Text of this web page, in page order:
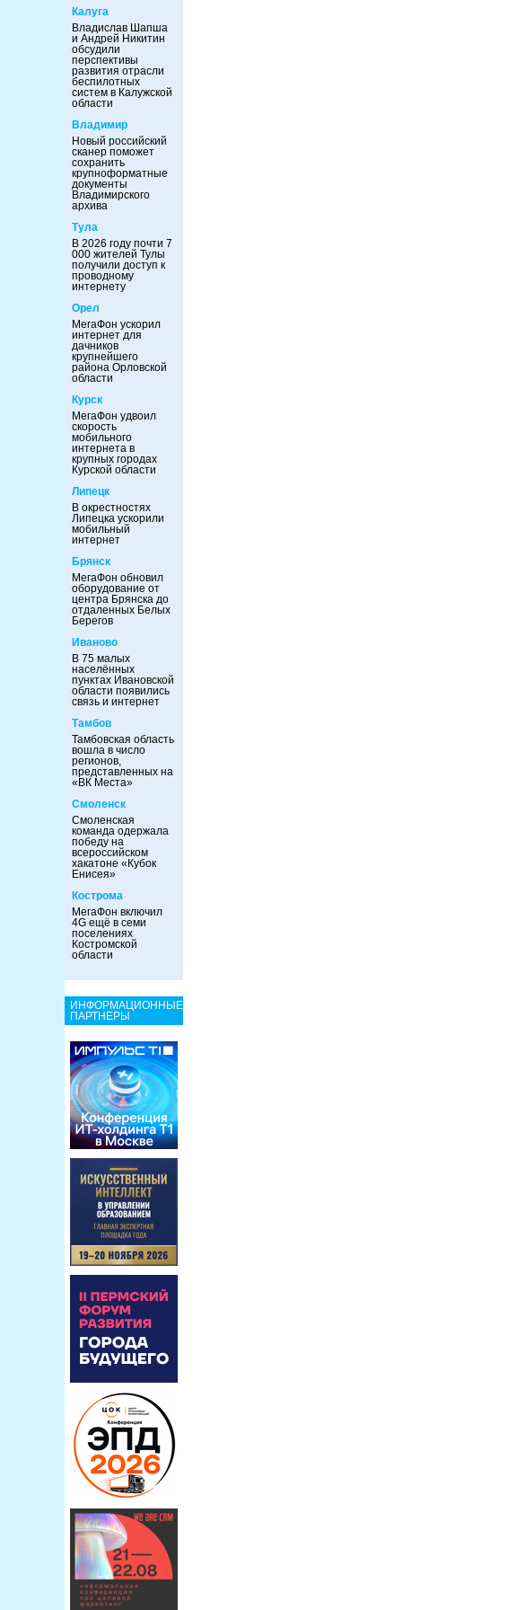
Калуга
Владислав Шапша
и Андрей Никитин
обсудили
перспективы
развития отрасли
беспилотных
систем в Калужской
области
Владимир
Новый российский
сканер поможет
сохранить
крупноформатные
документы
Владимирского
архива
Тула
В 2026 году почти 7
000 жителей Тулы
получили доступ к
проводному
интернету
Орел
МегаФон ускорил
интернет для
дачников
крупнейшего
района Орловской
области
Курск
МегаФон удвоил
скорость
мобильного
интернета в
крупных городах
Курской области
Липецк
В окрестностях
Липецка ускорили
мобильный
интернет
Брянск
МегаФон обновил
оборудование от
центра Брянска до
отдаленных Белых
Берегов
Иваново
В 75 малых
населённых
пунктах Ивановской
области появились
связь и интернет
Тамбов
Тамбовская область
вошла в число
регионов,
представленных на
«ВК Места»
Смоленск
Смоленская
команда одержала
победу на
всероссийском
хакатоне «Кубок
Енисея»
Кострома
МегаФон включил
4G ещё в семи
поселениях
Костромской
области
ИНФОРМАЦИОННЫЕ
ПАРТНЕРЫ